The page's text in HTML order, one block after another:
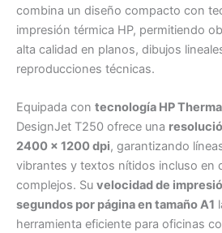
combina un diseño compacto con
impresión térmica HP, permitiendo
alta calidad en planos, dibujos
reproducciones técnicas.
Equipada con tecnología HP
DesignJet T250 ofrece una
2400 x 1200 dpi, garantizando
vibrantes y textos nítidos incluso en
complejos. Su velocidad de
segundos por página en tamaño A1
herramienta eficiente para oficinas